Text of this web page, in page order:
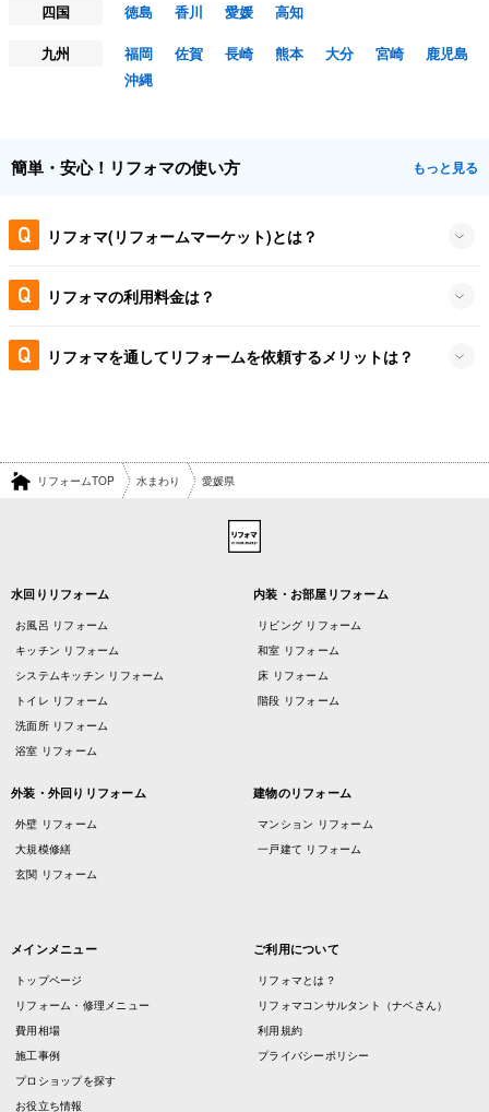
四国
徳島 香川 愛媛
高知
九州
福岡 佐賀 長崎 熊本 大分 宮崎
鹿児島
沖縄
簡単・安心！リフォマの使い方 もっと見る
リフォマ(リフォームマーケット)とは？
リフォマの利用料金は？
リフォマを通してリフォームを依頼するメリットは？
リフォームTOP 水まわり 愛媛県
水回りリフォーム
お風呂 リフォーム
キッチン リフォーム
システムキッチン リフォーム
トイレ リフォーム
洗面所 リフォーム
浴室 リフォーム
内装・お部屋リフォーム
リビング リフォーム
和室 リフォーム
床 リフォーム
階段 リフォーム
外装・外回りリフォーム
外壁 リフォーム
大規模修繕
玄関 リフォーム
建物のリフォーム
マンション リフォーム
一戸建て リフォーム
メインメニュー
トップページ
リフォーム・修理メニュー
費用相場
施工事例
プロショップを探す
お役立ち情報
ご利用について
リフォマとは？
リフォマコンサルタント（ナベさん）
利用規約
プライバシーポリシー